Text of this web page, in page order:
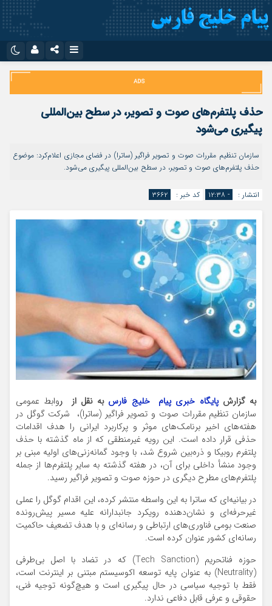
اینستاگرام
تلگرام
سروش
ایتا
آپارات
اپلیکیشن
نام کاربری یا نشانی ایمیل
رمز عبور
مرا به خاطر بسپار
حذف پلتفرم‌های صوت و تصویر، در سطح بین‌المللی
پیگیری می‌شود
سازمان تنظیم مقررات صوت و تصویر فراگیر (ساترا) در فضای مجازی اعلام‌کرد: موضوع
حذف پلتفرم‌های صوت و تصویر، در سطح بین‌المللی پیگیری می‌شود.
انتشار : - ۱۲:۳۸ کد خبر : ۳۶۶۲
به گزارشپایگاه خبری پیام خلیج فارس به نقل از روابط عمومی
سازمان تنظیم مقررات صوت و تصویر فراگیر (ساترا)، شرکت گوگل در
هفته‌های اخیر برنامک‌های موثر و پرکاربرد ایرانی را هدف اقدامات
حذفی قرار داده است. این رویه غیرمنطقی که از ماه گذشته با حذف
پلتفرم روبیکا و ذره‌بین شروع شد، با وجود گمانه‌زنی‌های اولیه مبنی بر
وجود منشأ داخلی برای آن، در هفته گذشته به سایر پلتفرم‌ها از جمله
پلتفرم‌های مطرح دیگری در حوزه صوت و تصویر فراگیر رسید.
در بیانیه‌ای که ساترا به این واسطه منتشر کرده، این اقدام گوگل را عملی
غیرحرفه‌ای و نشان‌دهنده رویکرد جانبدارانه علیه مسیر پیش‌رونده
صنعت بومی فناوری‌های ارتباطی و رسانه‌ای و با هدف تضعیف حاکمیت
رسانه‌ای کشور عنوان کرده است.
حوزه فناتحریم (Tech Sanction) که در تضاد با اصل بی‌طرفی
(Neutrality) به عنوان پایه توسعه اکوسیستم مبتنی بر اینترنت است،
فقط با توجیه سیاسی در حال پیگیری است و هیچ‌گونه توجیه فنی،
حقوقی و عرفی قابل دفاعی ندارد.